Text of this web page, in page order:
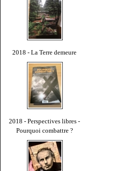
2018 - La Terre demeure
2018 - Perspectives libres -
Pourquoi combattre ?